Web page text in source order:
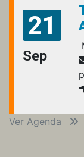
21
Sep
Ver Agenda